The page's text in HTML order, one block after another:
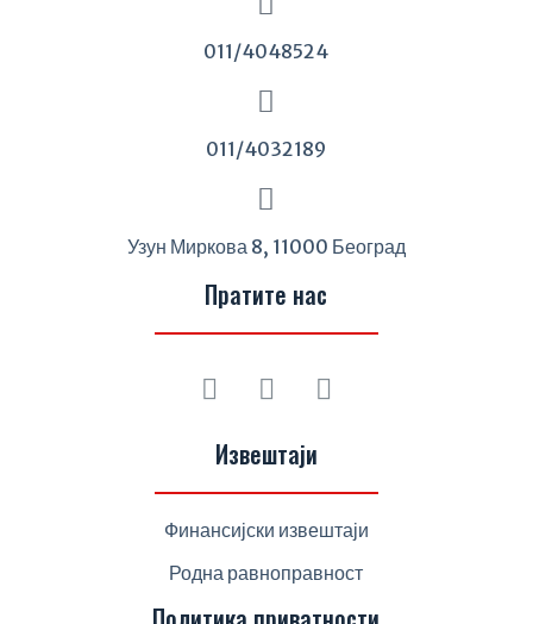
011/4048524
011/4032189
Узун Миркова 8, 11000 Београд
Пратите нас
Извештаји
Финансијски извештаји
Родна равноправност